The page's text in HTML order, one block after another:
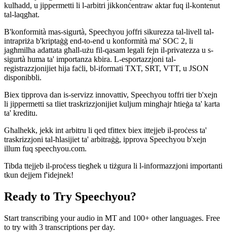
kulħadd, u jippermetti li l-arbitri jikkonċentraw aktar fuq il-kontenut
tal-laqgħat.
B'konformità mas-sigurtà, Speechyou joffri sikurezza tal-livell tal-
intrapriża b'kriptaġġ end-to-end u konformità ma' SOC 2, li
jagħmilha adattata għall-użu fil-qasam legali fejn il-privatezza u s-
sigurtà huma ta' importanza kbira. L-esportazzjoni tal-
registrazzjonijiet hija faċli, bl-iformati TXT, SRT, VTT, u JSON
disponibbli.
Biex tipprova dan is-servizz innovattiv, Speechyou toffri tier b'xejn
li jippermetti sa tliet traskrizzjonijiet kuljum mingħajr ħtieġa ta' karta
ta' kreditu.
Għalhekk, jekk int arbitru li qed tfittex biex ittejjeb il-proċess ta'
traskrizzjoni tal-ħlasijiet ta' arbitraġġ, ipprova Speechyou b'xejn
illum fuq speechyou.com.
Tibda ttejjeb il-proċess tiegħek u tiżgura li l-informazzjoni importanti
tkun dejjem f'idejnek!
Ready to Try Speechyou?
Start transcribing your audio in MT and 100+ other languages. Free
to try with 3 transcriptions per day.